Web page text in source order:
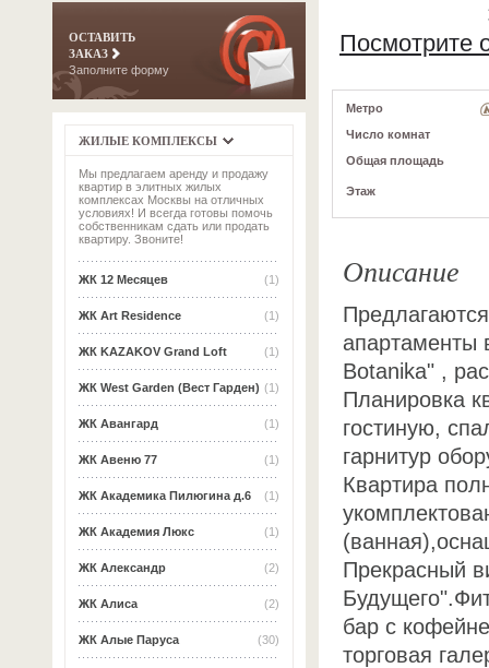
ОСТАВИТЬ
ЗАКАЗ
Заполните форму
ЖИЛЫЕ КОМПЛЕКСЫ
Мы предлагаем аренду и продажу
квартир в элитных жилых
комплексах Москвы на отличных
условиях! И всегда готовы помочь
собственникам сдать или продать
квартиру. Звоните!
(1)
ЖК 12 Месяцев
(1)
ЖК Art Residence
(1)
ЖК KAZAKOV Grand Loft
(1)
ЖК West Garden (Вест Гарден)
(1)
ЖК Авангард
(1)
ЖК Авеню 77
(1)
ЖК Академика Пилюгина д.6
(1)
ЖК Академия Люкс
(2)
ЖК Александр
(2)
ЖК Алиса
(30)
ЖК Алые Паруса
Посмотрите
Метро
Число комнат
Общая площадь
Этаж
Описание
апартаменты
Botanika" ,
Планировка
гостиную,
гарнитур
Квартира
Прекрасный
бар с
торговая